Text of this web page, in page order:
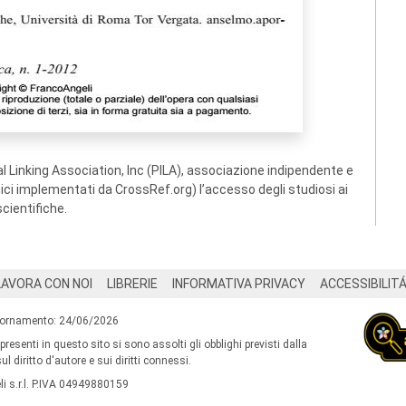
Association, Inc (PILA), associazione indipendente e
implementati da CrossRef.org) l’accesso degli studiosi ai
CON NOI LIBRERIE INFORMATIVA PRIVACY ACCESSIBILITÁ
24/06/2026
presenti in questo sito si sono assolti gli obblighi previsti dalla
diritto d'autore e sui diritti connessi.
s.r.l. P.IVA 04949880159